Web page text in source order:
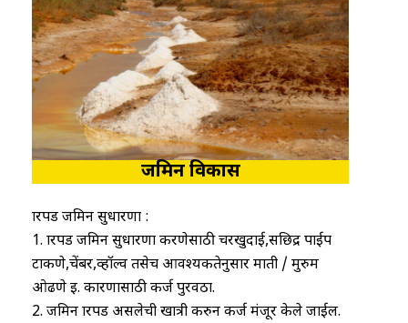
जमिन विकास
क्षारपड जमिन सुधारणा :
1. क्षारपड जमिन सुधारणा करणेसाठी चरखुदाई,सछिद्र पाईप
टाकणे,चेंबर,व्हॉल्व तसेच आवश्यकतेनुसार माती / मुरुम
ओढणे इ. कारणासाठी कर्ज पुरवठा.
2. जमिन क्षारपड असलेची खात्री करुन कर्ज मंजूर केले जाईल.